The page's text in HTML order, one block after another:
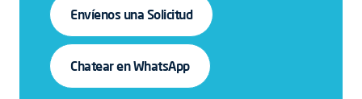
Envíenos una Solicitud
Chatear en WhatsApp